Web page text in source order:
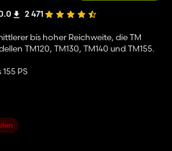
2 471
bis hoher Reichweite, die TM
TM120, TM130, TM140 und TM155.
PS